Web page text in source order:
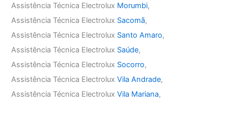
Assistência Técnica Electrolux Morumbi,
Assistência Técnica Electrolux Sacomã,
Assistência Técnica Electrolux Santo Amaro,
Assistência Técnica Electrolux Saúde,
Assistência Técnica Electrolux Socorro,
Assistência Técnica ElectroluxVila Andrade,
Assistência Técnica ElectroluxVila Mariana,